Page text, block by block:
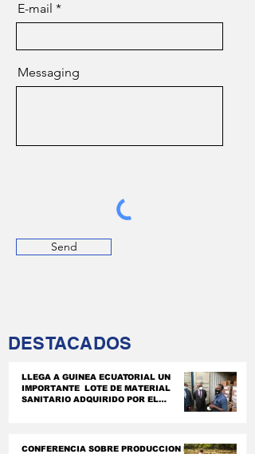
E-mail
Messaging
Send
DESTACADOS
LLEGA A GUINEA ECUATORIAL UN
IMPORTANTE LOTE DE MATERIAL
SANITARIO ADQUIRIDO POR EL
CONFERENCIA SOBRE PRODUCCION E